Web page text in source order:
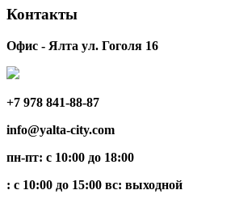
Контакты
Офис - Ялта ул. Гоголя 16
+7 978 841-88-87
info@yalta-city.com
пн-пт: с 10:00 до 18:00
: с 10:00 до 15:00 вс: выходной